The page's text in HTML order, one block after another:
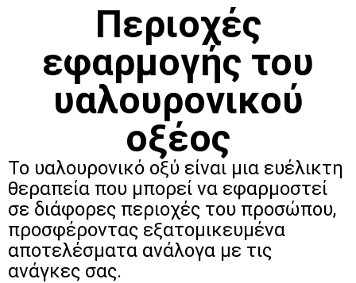
Περιοχές
εφαρμογής του
υαλουρονικού
οξέος
Το υαλουρονικό οξύ είναι μια ευέλικτη
θεραπεία που μπορεί να εφαρμοστεί
σε διάφορες περιοχές του προσώπου,
προσφέροντας εξατομικευμένα
αποτελέσματα ανάλογα με τις
ανάγκες σας.